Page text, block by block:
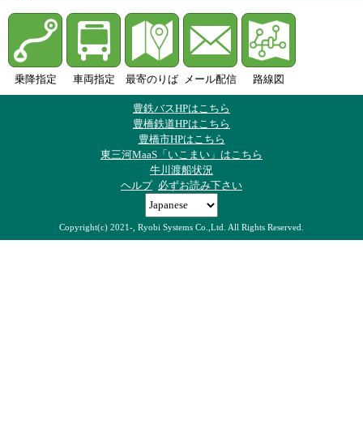
乗降指定 車両指定 最寄のりば メール配信 路線図
豊鉄バスHPはこちら
豊橋鉄道HPはこちら
豊橋市HPはこちら
東三河MaaS「いこまい」はこちら
牛川渡船状況
ヘルプ 必ずお読み下さい
Copyright(c) 2021-, Ryobi Systems Co.,Ltd. All Rights Reserved.